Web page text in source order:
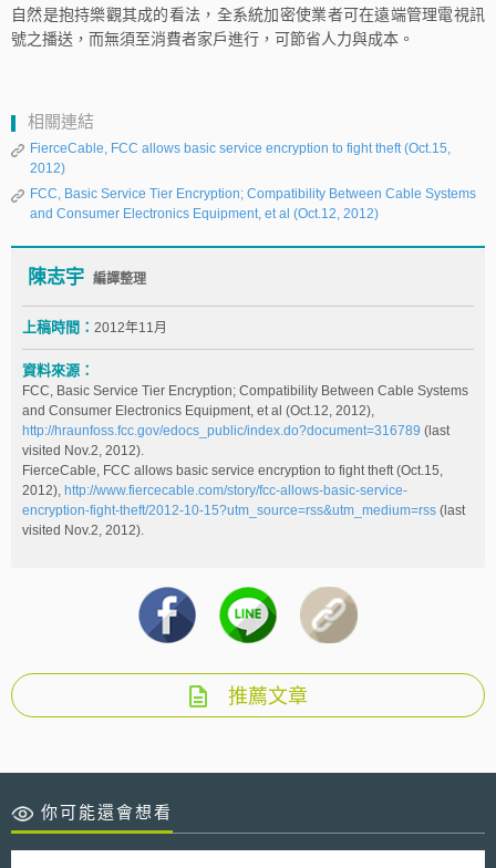
自然是抱持樂觀其成的看法，全系統加密使業者可在遠端管理電視訊
號之播送，而無須至消費者家戶進行，可節省人力與成本。
相關連結
FierceCable, FCC allows basic service encryption to fight theft (Oct.15,
2012)
FCC, Basic Service Tier Encryption; Compatibility Between Cable Systems
and Consumer Electronics Equipment, et al (Oct.12, 2012)
陳志宇 編譯整理
上稿時間： 2012年11月
資料來源：
FCC, Basic Service Tier Encryption; Compatibility Between Cable Systems
and Consumer Electronics Equipment, et al (Oct.12, 2012),
http://hraunfoss.fcc.gov/edocs_public/index.do?document=316789 (last
visited Nov.2, 2012).
FierceCable, FCC allows basic service encryption to fight theft (Oct.15,
2012), http://www.fiercecable.com/story/fcc-allows-basic-service-
encryption-fight-theft/2012-10-15?utm_source=rss&utm_medium=rss (last
visited Nov.2, 2012).
推薦文章
你可能還會想看